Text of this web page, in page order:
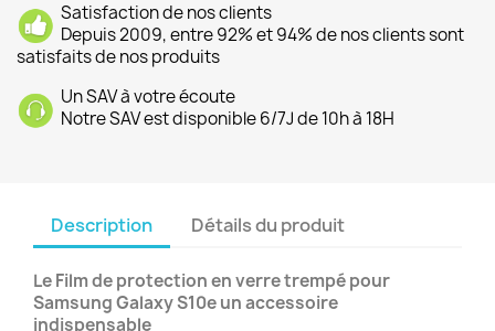
Satisfaction de nos clients
Depuis 2009, entre 92% et 94% de nos clients sont
satisfaits de nos produits
Un SAV à votre écoute
Notre SAV est disponible 6/7J de 10h à 18H
Description Détails du produit
Le Film de protection en verre trempé pour
Samsung Galaxy S10e un accessoire
indispensable